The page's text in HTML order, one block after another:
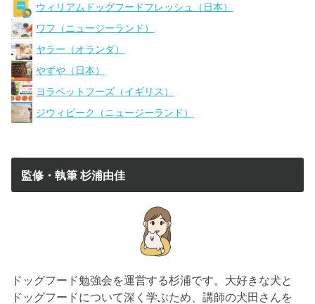
ウィリアムドッグフードフレッシュ（日本）
ワフ（ニュージーランド）
ヤラー（オランダ）
やずや（日本）
ヨラペットフーズ（イギリス）
ジウィピーク（ニュージーランド）
監修・執筆 杉浦由佳
ドッグフード勉強会を運営する杉浦です。大好きな犬と
ドッグフードについて深く学ぶため、講師の犬田さんを